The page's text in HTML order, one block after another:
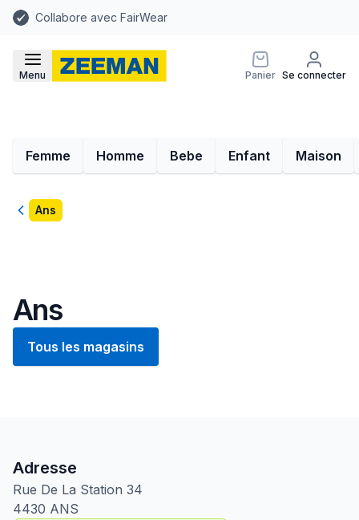
Collabore avec FairWear
Menu Panier Se connecter
Femme Homme Bebe Enfant Maison
Retour
Ans
Ans
Tous les magasins
Adresse
Rue De La Station 34
4430 ANS